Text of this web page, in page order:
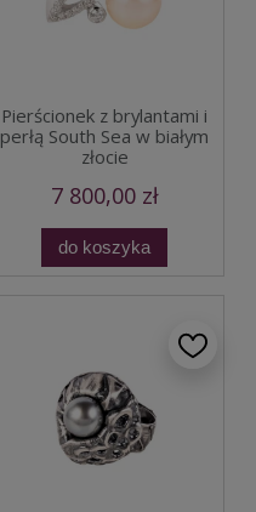
Pierścionek z brylantami i
perłą South Sea w białym
złocie
7 800,00 zł
do koszyka